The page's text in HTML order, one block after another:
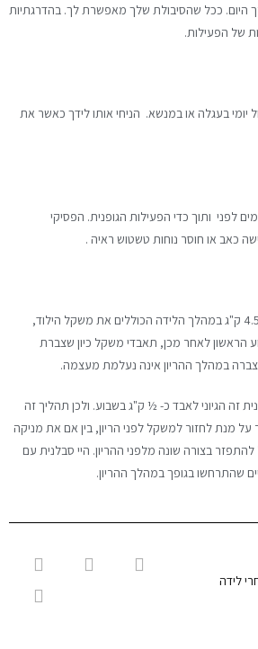
היום. ככל שהסיבולת שלך מאפשרת לך. בהדרגתיות
של הפעילות.
יומי בעגלה או במנשא. הניחי אותו לידך כאשר את
לפני ותוך כדי הפעילות הגופנית. הפסיקי
כאב או חוסר נוחות טשטוש ראיה .
מרבית האימהות מאבדות כ- 4.5 ק"ג במהלך הלידה הכוללים את משקל הילוד,
הראשון לאחר מכן, תאבדי משקל כיון שצברת
במהלך ההריון אינה נעלמת מעצמה.
זה הגיוני לאבד כ- ½ ק"ג בשבוע. ולכן תהליך זה
על מנת לחזור למשקל לפני הריון, בין אם את מניקה
בצורה שונה מלפני ההריון. היי סבלנית עם
שהתרחשו בגופך במהלך ההריון.
לידה